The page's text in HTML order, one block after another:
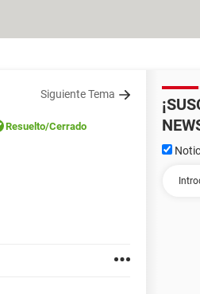
Siguiente Tema
Resuelto/Cerrado